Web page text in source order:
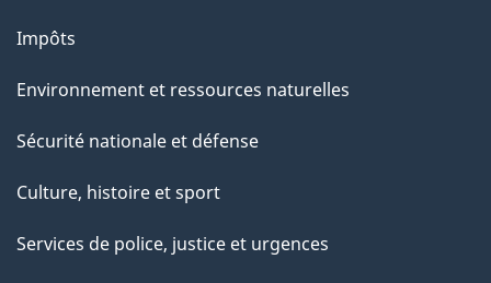
Impôts
Environnement et ressources naturelles
Sécurité nationale et défense
Culture, histoire et sport
Services de police, justice et urgences